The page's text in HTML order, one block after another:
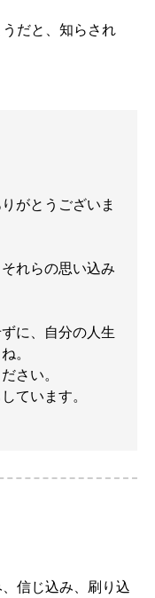
だと、知らされ
がとうございま
れらの思い込み
に、自分の人生
。
さい。
ています。
信じ込み、刷り込